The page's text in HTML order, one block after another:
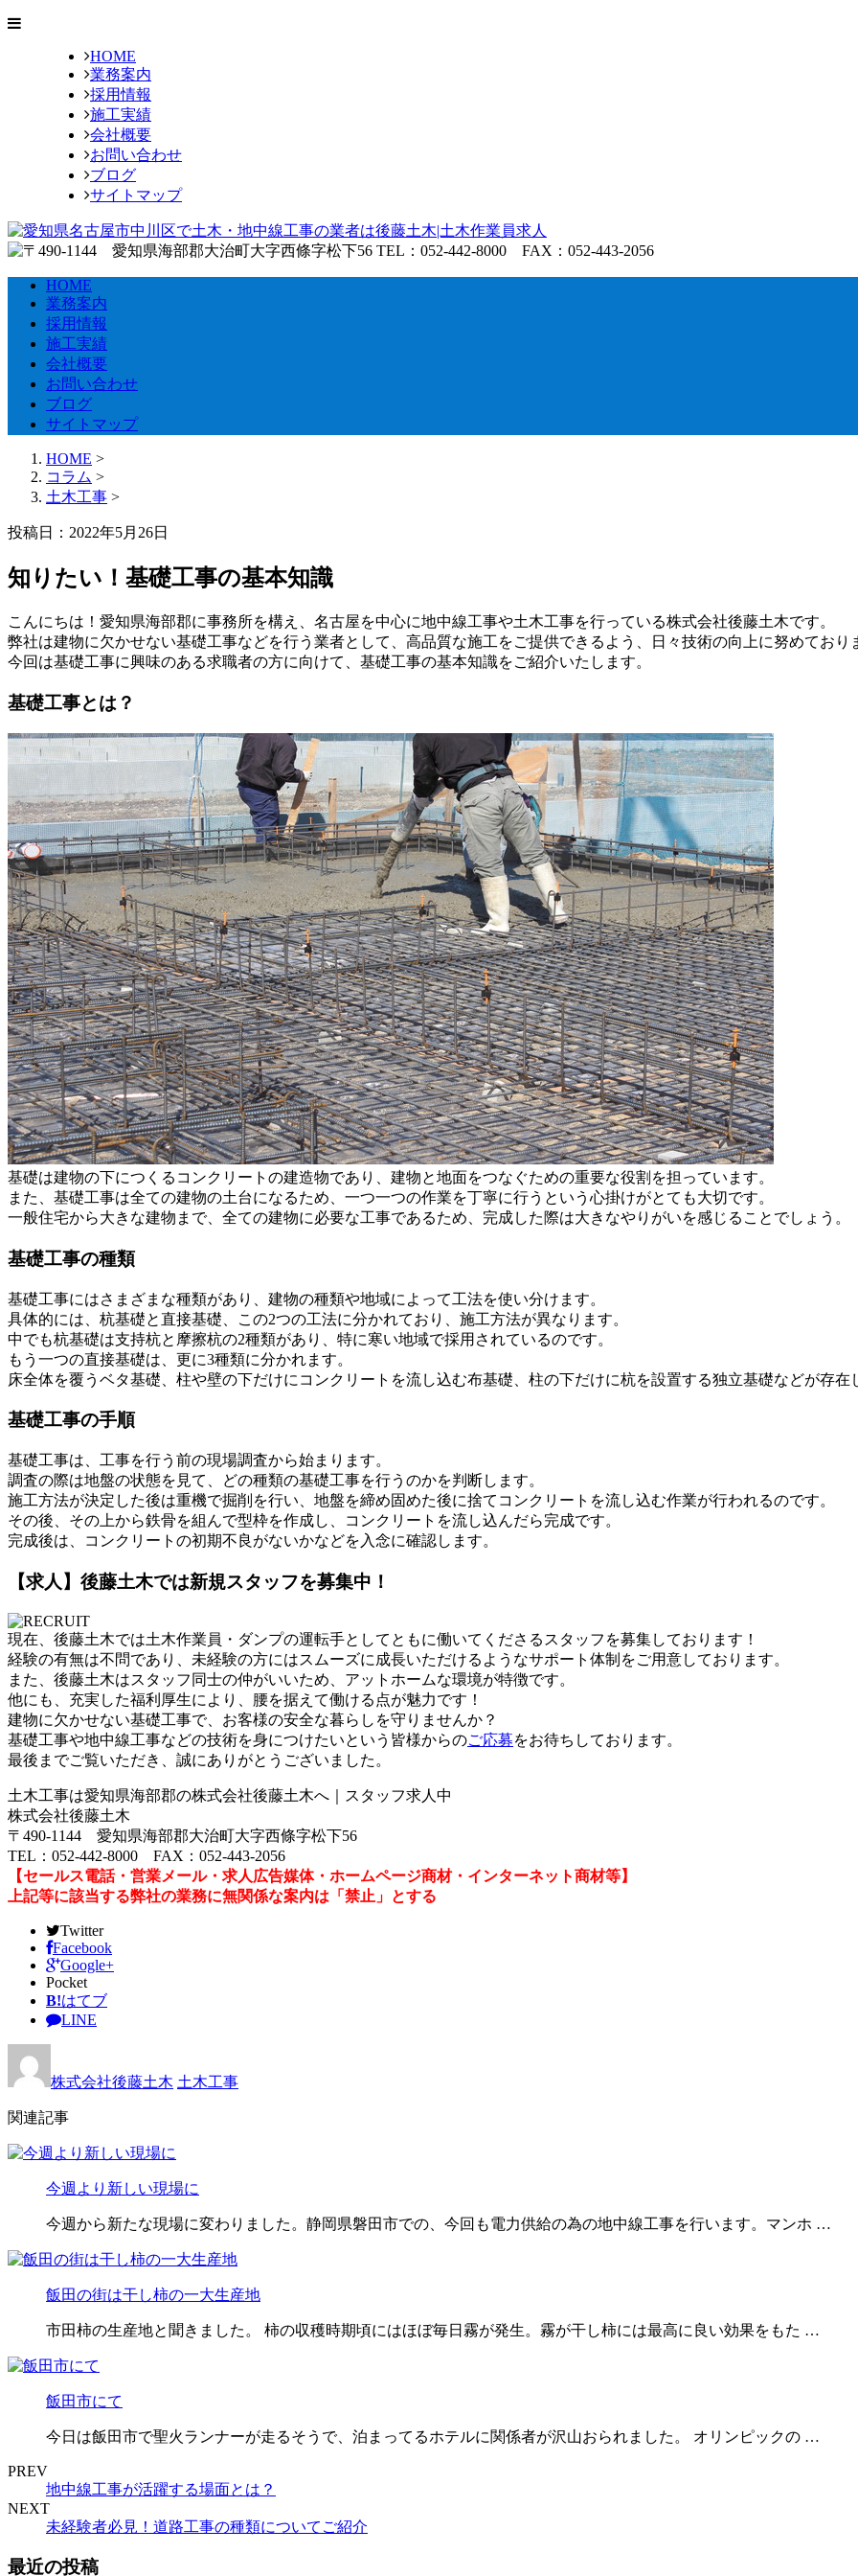
HOME
業務案内
採用情報
施工実績
会社概要
お問い合わせ
ブログ
サイトマップ
HOME
業務案内
採用情報
施工実績
会社概要
お問い合わせ
ブログ
サイトマップ
HOME >
コラム >
土木工事 >
投稿日：2022年5月26日
知りたい！基礎工事の基本知識
こんにちは！愛知県海部郡に事務所を構え、名古屋を中心に地中線工事や土木工事を行っている株式会社後藤土木です。
弊社は建物に欠かせない基礎工事などを行う業者として、高品質な施工をご提供できるよう、日々技術の向上に努めており
今回は基礎工事に興味のある求職者の方に向けて、基礎工事の基本知識をご紹介いたします。
基礎工事とは？
基礎は建物の下につくるコンクリートの建造物であり、建物と地面をつなぐための重要な役割を担っています。
また、基礎工事は全ての建物の土台になるため、一つ一つの作業を丁寧に行うという心掛けがとても大切です。
一般住宅から大きな建物まで、全ての建物に必要な工事であるため、完成した際は大きなやりがいを感じることでしょう。
基礎工事の種類
基礎工事にはさまざまな種類があり、建物の種類や地域によって工法を使い分けます。
具体的には、杭基礎と直接基礎、この2つの工法に分かれており、施工方法が異なります。
中でも杭基礎は支持杭と摩擦杭の2種類があり、特に寒い地域で採用されているのです。
もう一つの直接基礎は、更に3種類に分かれます。
床全体を覆うベタ基礎、柱や壁の下だけにコンクリートを流し込む布基礎、柱の下だけに杭を設置する独立基礎などが存在
基礎工事の手順
基礎工事は、工事を行う前の現場調査から始まります。
調査の際は地盤の状態を見て、どの種類の基礎工事を行うのかを判断します。
施工方法が決定した後は重機で掘削を行い、地盤を締め固めた後に捨てコンクリートを流し込む作業が行われるのです。
その後、その上から鉄骨を組んで型枠を作成し、コンクリートを流し込んだら完成です。
完成後は、コンクリートの初期不良がないかなどを入念に確認します。
【求人】後藤土木では新規スタッフを募集中！
現在、後藤土木では土木作業員・ダンプの運転手としてともに働いてくださるスタッフを募集しております！
経験の有無は不問であり、未経験の方にはスムーズに成長いただけるようなサポート体制をご用意しております。
また、後藤土木はスタッフ同士の仲がいいため、アットホームな環境が特徴です。
他にも、充実した福利厚生により、腰を据えて働ける点が魅力です！
建物に欠かせない基礎工事で、お客様の安全な暮らしを守りませんか？
基礎工事や地中線工事などの技術を身につけたいという皆様からのご応募をお待ちしております。
最後までご覧いただき、誠にありがとうございました。
土木工事は愛知県海部郡の株式会社後藤土木へ｜スタッフ求人中
株式会社後藤土木
〒490-1144 愛知県海部郡大治町大字西條字松下56
TEL：052-442-8000 FAX：052-443-2056
【セールス電話・営業メール・求人広告媒体・ホームページ商材・インターネット商材等】
上記等に該当する弊社の業務に無関係な案内は「禁止」とする
Twitter
Facebook
Google+
Pocket
B!はてブ
LINE
株式会社後藤土木 土木工事
関連記事
今週より新しい現場に
今週から新たな現場に変わりました。静岡県磐田市での、今回も電力供給の為の地中線工事を行います。マンホ …
飯田の街は干し柿の一大生産地
市田柿の生産地と聞きました。 柿の収穫時期頃にはほぼ毎日霧が発生。霧が干し柿には最高に良い効果をもた …
飯田市にて
今日は飯田市で聖火ランナーが走るそうで、泊まってるホテルに関係者が沢山おられました。 オリンピックの …
PREV
地中線工事が活躍する場面とは？
NEXT
未経験者必見！道路工事の種類についてご紹介
最近の投稿